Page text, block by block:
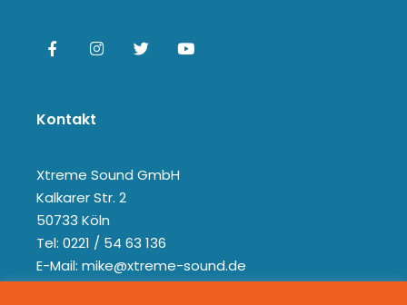
Kontakt
Xtreme Sound GmbH
Kalkarer Str. 2
50733 Köln
Tel: 0221 / 54 63 136
E-Mail: mike@xtreme-sound.de